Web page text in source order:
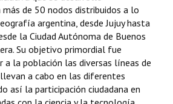
de 50 nodos distribuidos a lo
argentina, desde Jujuy hasta
la Ciudad Autónoma de Buenos
Su objetivo primordial fue
a la población las diversas líneas de
a cabo en las diferentes
así la participación ciudadana en